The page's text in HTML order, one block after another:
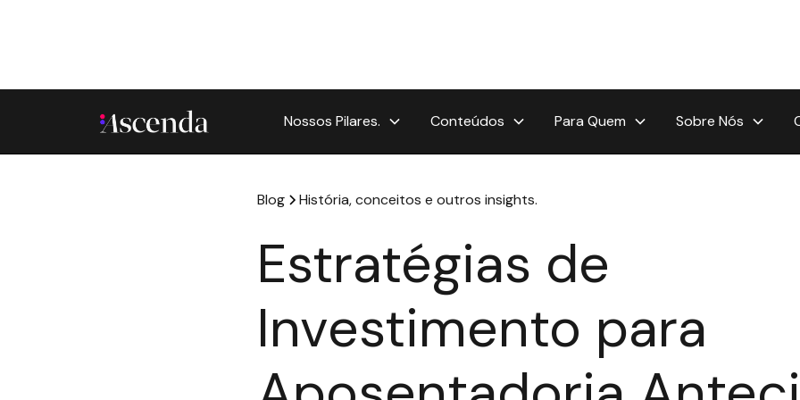
Nossos Pilares. Conteúdos Para Quem Sobre Nós
Blog História, conceitos e outros insights.
Estratégias de
Investimento para